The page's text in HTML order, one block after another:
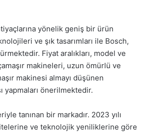
yönelik geniş bir ürün
ve şık tasarımları ile Bosch,
Fiyat aralıkları, model ve
makineleri, uzun ömürlü ve
makinesi almayı düşünen
yapmaları önerilmektedir.
tanınan bir markadır. 2023 yılı
ve teknolojik yeniliklerine göre